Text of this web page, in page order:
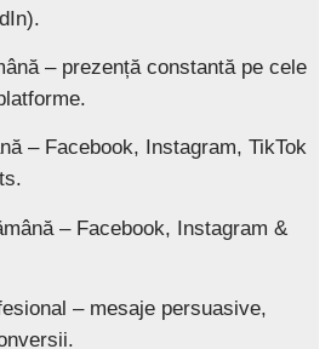
– prezență constantă pe cele
– Facebook, Instagram, TikTok
– Facebook, Instagram &
– mesaje persuasive,